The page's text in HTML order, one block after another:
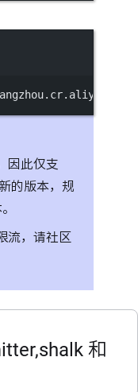
因此仅支
的版本，规
流，请社区
和